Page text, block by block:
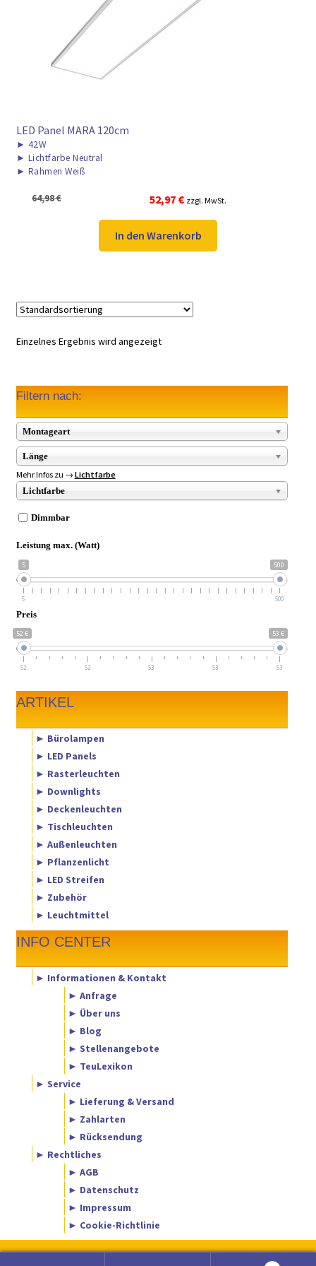
► VERSANDARTEN
LED Panel MARA 120cm
► 42W
► Lichtfarbe Neutral
► Rahmen Weiß
64,98€
Ursprünglicher
Preis
war:
64,98 €
52,97 €Aktueller
Preis
ist:
52,97 €.
zzgl. MwSt.
In den Warenkorb
Einzelnes Ergebnis wird angezeigt
Filtern nach:
Montageart
Länge
Mehr Infos zu → Lichtfarbe
Lichtfarbe
Dimmbar
Leistung max. (Watt)
5 500
5 500
Preis
52 € 53 €
52 52 53 53 53
ARTIKEL
► Bürolampen
► LED Panels
► Rasterleuchten
► Downlights
► Deckenleuchten
► Tischleuchten
► Außenleuchten
► Pflanzenlicht
► LED Streifen
► Zubehör
► Leuchtmittel
INFO CENTER
► Informationen & Kontakt
► Anfrage
► Über uns
► Blog
► Stellenangebote
► TeuLexikon
► Service
► Lieferung & Versand
► Zahlarten
► Rücksendung
► Rechtliches
► AGB
► Datenschutz
► Impressum
► Cookie-Richtlinie